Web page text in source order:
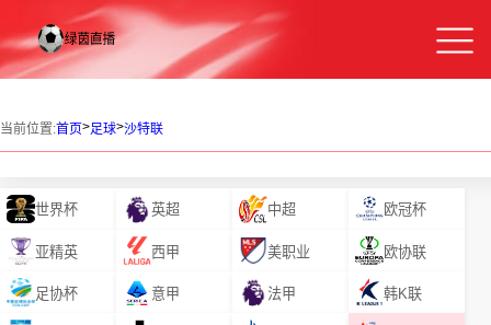
当前位置:首页>足球>沙特联
世界杯 英超 中超 欧冠杯
亚精英 西甲 美职业 欧协联
足协杯 意甲 法甲 韩K联